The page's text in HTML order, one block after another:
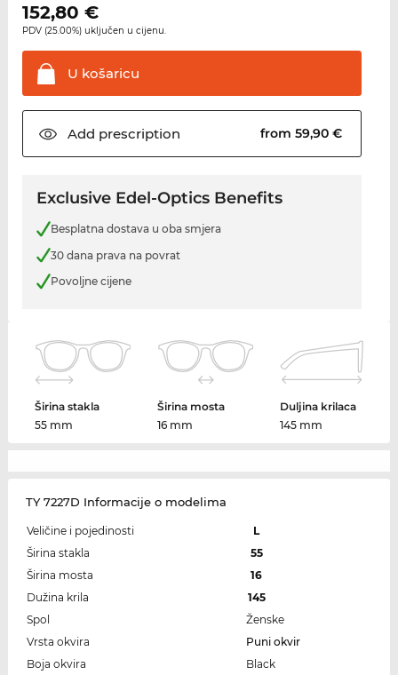
152,80 €
PDV (25.00%) uključen u cijenu.
U košaricu
Add prescription from 59,90 €
Exclusive Edel-Optics Benefits
Besplatna dostava u oba smjera
30 dana prava na povrat
Povoljne cijene
Širina stakla
55 mm
Širina mosta
16 mm
Duljina krilaca
145 mm
TY 7227D Informacije o modelima
Veličine i pojedinosti
L
Širina stakla
55
Širina mosta
16
Dužina krila
145
Spol
Ženske
Vrsta okvira
Puni okvir
Boja okvira
Black